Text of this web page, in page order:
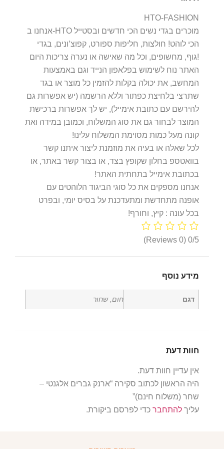
HTO-FASHION
אנחנו ב-HTO מוכרים בגדי נשים הכי חדשים ובסטייל
הכי לוהט! חולצות, חליפות ספורט, קפוצ’ונים, בגדי
גוף, מחשופים, וכל מה שאישה או נערה צריכות היום!
האתר נוח לשימוש בפלאפון הנייד וגם באמצעות
המחשב, את יכולה בקלות להזמין כל מוצר או בגד
שתרצי בלחיצת כפתור וללא הרשמה (יש אפשרות גם
להירשם עם כתובת אימייל), יש לך אפשרות ברכישת
המוצר לבחור גם את סוג המשלוח, וכמובן במידה ואת
קונה מעל כמות מסוימת המשלוח עלינו!
לכל שאלה או בעיה את מוזמנת ליצור איתנו קשר
בוואטספ בחלון שקופץ בצד, או בצור קשר באתר, או
בכתובת אימייל בתחתית האתר!
אנחנו מספקים את כל סוגי הביגוד הלוהטים עם
אופנה מתחדשת ומתעדכנת על בסיס יומי, ובפרט
בכל עונה : קיץ, וחורף!
0/5
(0 Reviews)
מידע נוסף
דגם חום, שחור
חוות דעת
אין עדיין חוות דעת.
היה הראשון לכתוב סקירה “ארנק גברים אלגנטי –
שחר (משלוח חינם)”
עליך להתחבר כדי לפרסם ביקורת.